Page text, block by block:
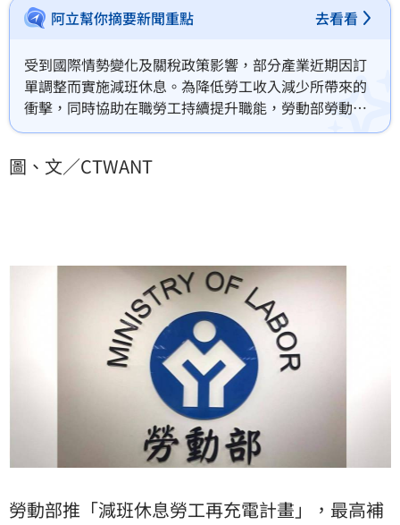
阿立幫你摘要新聞重點 去看看
受到國際情勢變化及關稅政策影響，部分產業近期因訂
單調整而實施減班休息。為降低勞工收入減少所帶來的
衝擊，同時協助在職勞工持續提升職能，勞動部勞動力
發展署持續推動「減班休息勞工再充電計畫」，符合資
依實際參訓時數申請訓練津貼，每月最高補助可達1萬
圖、文／CTWANT
勞動部推「減班休息勞工再充電計畫」，最高補